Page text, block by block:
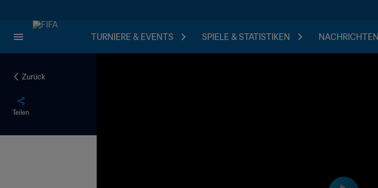
TURNIERE & EVENTS SPIELE & STATISTIKEN NACHRICHTEN
Zurück
Teilen